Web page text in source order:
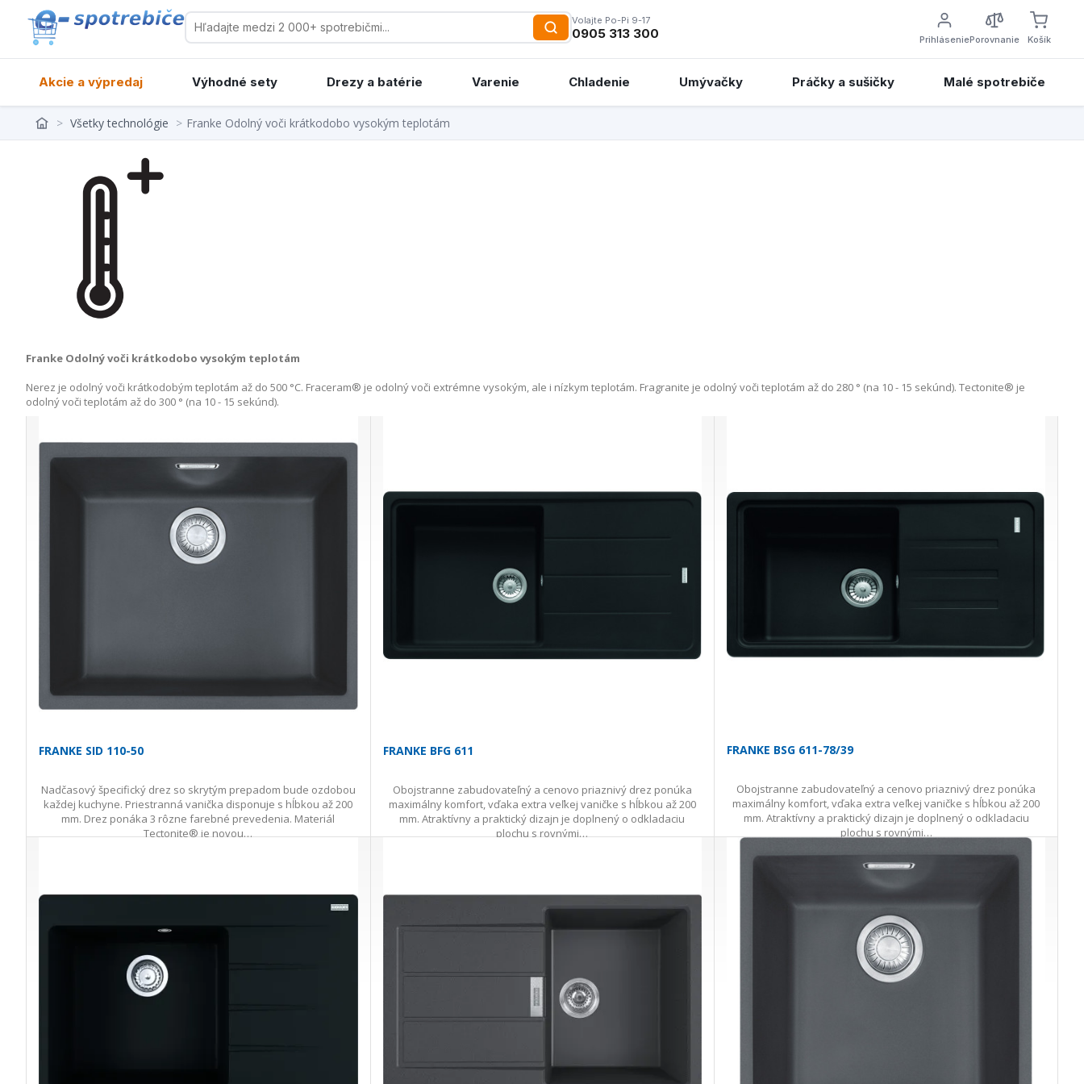
Volajte Po-Pi 9-17
0905 313 300 PrihláseniePorovnanie Košík
Akcie a výpredaj Výhodné sety Drezy a batérie Varenie Chladenie Umývačky Práčky a sušičky Malé spotrebiče
> Všetky technológie > Franke Odolný voči krátkodobo vysokým teplotám
Franke Odolný voči krátkodobo vysokým teplotám
Nerez je odolný voči krátkodobým teplotám až do 500 °C. Fraceram® je odolný voči extrémne vysokým, ale i nízkym teplotám. Fragranite je odolný voči teplotám až do 280 ° (na 10 - 15 sekúnd). Tectonite® je
odolný voči teplotám až do 300 ° (na 10 - 15 sekúnd).
FRANKE SID 110-50
Nadčasový špecifický drez so skrytým prepadom bude ozdobou
každej kuchyne. Priestranná vanička disponuje s hĺbkou až 200
mm. Drez ponáka 3 rôzne farebné prevedenia. Materiál
Tectonite® je novou…
FRANKE BFG 611
Obojstranne zabudovateľný a cenovo priaznivý drez ponúka
maximálny komfort, vďaka extra veľkej vaničke s hĺbkou až 200
mm. Atraktívny a praktický dizajn je doplnený o odkladaciu
plochu s rovnými…
FRANKE BSG 611-78/39
Obojstranne zabudovateľný a cenovo priaznivý drez ponúka
maximálny komfort, vďaka extra veľkej vaničke s hĺbkou až 200
mm. Atraktívny a praktický dizajn je doplnený o odkladaciu
plochu s rovnými…
176,00 €
s DPH · doprava zdarma
do 3 prac. dní